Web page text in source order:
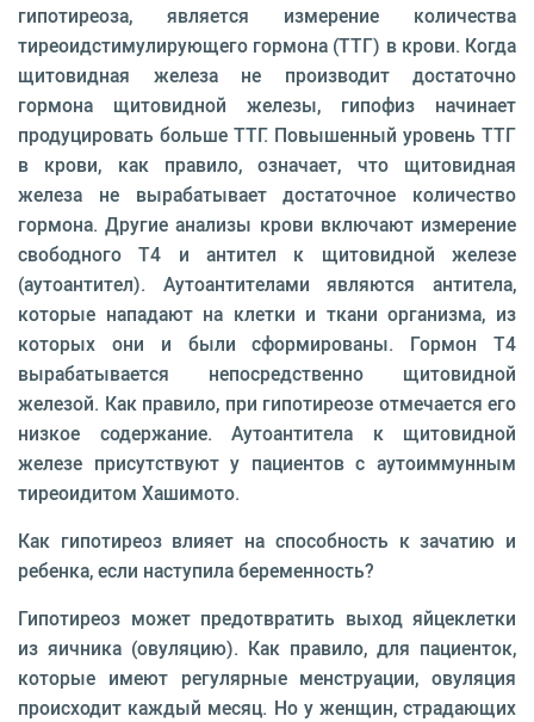
гипотиреоза, является измерение количества
тиреоидстимулирующего гормона (ТТГ) в крови. Когда
щитовидная железа не производит достаточно
гормона щитовидной железы, гипофиз начинает
продуцировать больше ТТГ. Повышенный уровень ТТГ
в крови, как правило, означает, что щитовидная
железа не вырабатывает достаточное количество
гормона. Другие анализы крови включают измерение
свободного Т4 и антител к щитовидной железе
(аутоантител). Аутоантителами являются антитела,
которые нападают на клетки и ткани организма, из
которых они и были сформированы. Гормон Т4
вырабатывается непосредственно щитовидной
железой. Как правило, при гипотиреозе отмечается его
низкое содержание. Аутоантитела к щитовидной
железе присутствуют у пациентов с аутоиммунным
тиреоидитом Хашимото.
Как гипотиреоз влияет на способность к зачатию и
ребенка, если наступила беременность?
Гипотиреоз может предотвратить выход яйцеклетки
из яичника (овуляцию). Как правило, для пациенток,
которые имеют регулярные менструации, овуляция
происходит каждый месяц. Но у женщин, страдающих